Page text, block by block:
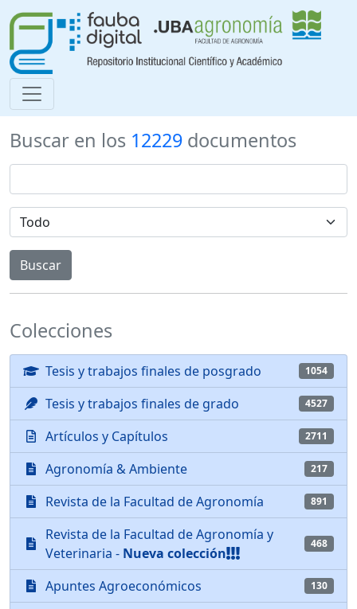
Buscar en los 12229 documentos
Colecciones
Tesis y trabajos finales de posgrado 1054
Tesis y trabajos finales de grado 4527
Artículos y Capítulos 2711
Agronomía & Ambiente 217
Revista de la Facultad de Agronomía 891
Revista de la Facultad de Agronomía y
Veterinaria - Nueva colección
468
Apuntes Agroeconómicos 130